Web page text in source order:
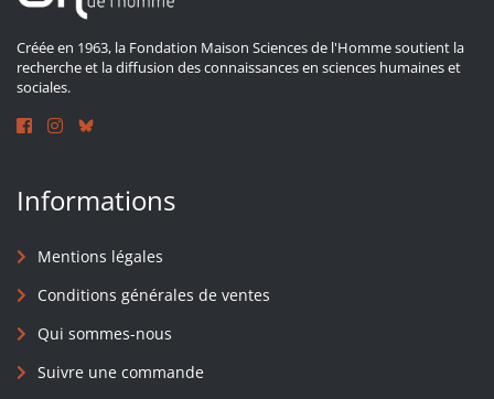
Créée en 1963, la Fondation Maison Sciences de l'Homme soutient la
recherche et la diffusion des connaissances en sciences humaines et
sociales.
Informations
Mentions légales
Conditions générales de ventes
Qui sommes-nous
Suivre une commande